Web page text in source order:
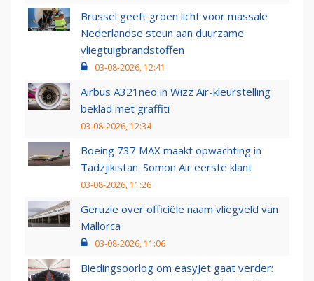
Brussel geeft groen licht voor massale
Nederlandse steun aan duurzame
vliegtuigbrandstoffen
03-08-2026, 12:41
Airbus A321neo in Wizz Air-kleurstelling
beklad met graffiti
03-08-2026, 12:34
Boeing 737 MAX maakt opwachting in
Tadzjikistan: Somon Air eerste klant
03-08-2026, 11:26
Geruzie over officiële naam vliegveld van
Mallorca
03-08-2026, 11:06
Biedingsoorlog om easyJet gaat verder: